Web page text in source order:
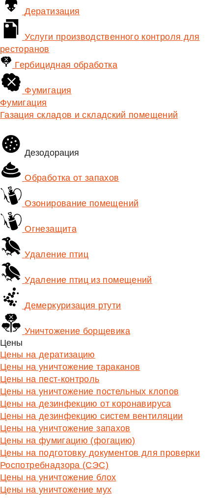
Дератизация
Услуги производственного контроля для
ресторанов
Гербицидная обработка
Фумигация
Фумигация
Газация складов и складский помещений
Дезодорация
Обработка от запахов
Озонирование помещений
Огнезащита
Удаление птиц
Удаление птиц из помещений
Демеркуризация ртути
Уничтожение борщевика
Цены
Цены на дератизацию
Цены на уничтожение тараканов
Цены на пест-контроль
Цены на уничтожение постельных клопов
Цены на дезинфекцию от коронавируса
Цены на дезинфекцию систем вентиляции
Цены на уничтожение запахов
Цены на фумигацию (фогацию)
Цены на подготовку документов для проверки
Роспотребнадзора (СЭС)
Цены на уничтожение блох
Цены на уничтожение мух